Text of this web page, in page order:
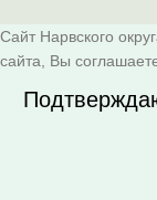
Сайт Нарвского
сайта, Вы